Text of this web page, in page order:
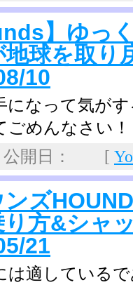
】ゆっ
地球を取
10
になって気が
めんなさい！
公開日： [
ンズ
り方&シャ
21
は適している